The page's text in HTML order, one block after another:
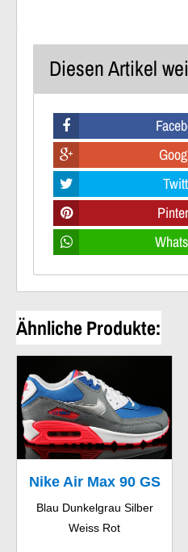
Diesen Artikel
Ähnliche Produkte:
Nike Air Max 90 GS
Blau Dunkelgrau Silber
Weiss Rot